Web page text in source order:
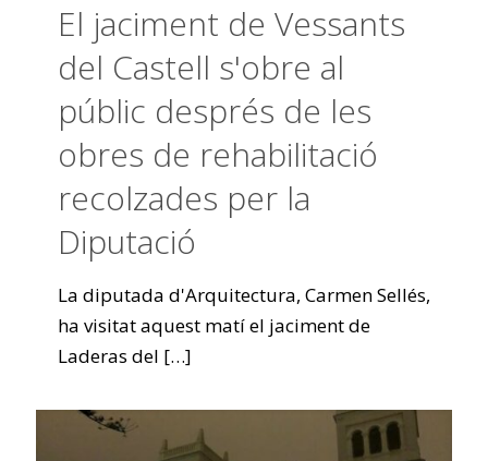
El jaciment de Vessants
del Castell s'obre al
públic després de les
obres de rehabilitació
recolzades per la
Diputació
La diputada d'Arquitectura, Carmen Sellés,
ha visitat aquest matí el jaciment de
Laderas del […]